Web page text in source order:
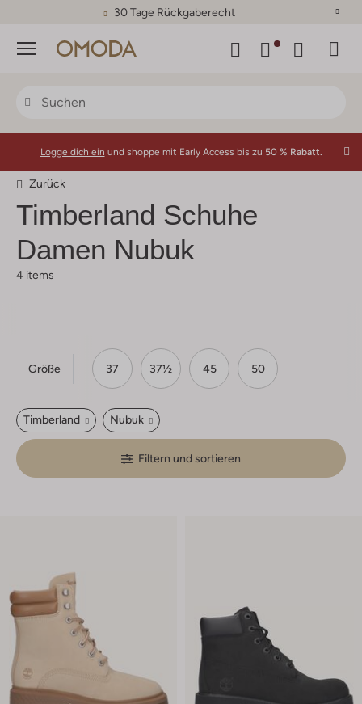
30 Tage Rückgaberecht
Menü
Logge dich ein und shoppe mit Early Access bis zu 50 % Rabatt.
Zurück
Timberland Schuhe
Damen Nubuk
4 items
Größe 37 37½ 45 50
Timberland Nubuk
Filtern und sortieren